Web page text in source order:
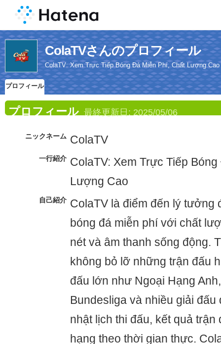
ColaTVさんのプロフィール
ColaTV: Xem Trực Tiếp Bóng Đá Miễn Phí, Chất Lượng Cao
プロフィール
プロフィール 最終更新日: 2025/05/06
ニックネーム ColaTV
一行紹介 ColaTV: Xem Trực Tiếp
Lượng Cao
自己紹介 ColaTV là điểm đến lý tưởng
bóng đá miễn phí với chất
nét và âm thanh sống động.
không bỏ lỡ những trận đấu
đấu lớn như Ngoại Hạng
Bundesliga và nhiều giải đấu
nhật lịch thi đấu, kết quả trận
hạng theo thời gian thực.